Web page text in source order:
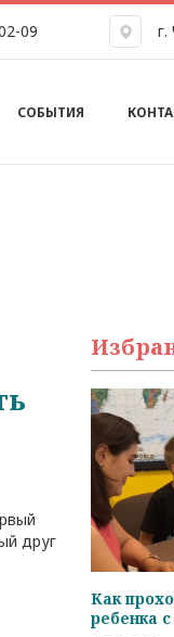
09 г.
СОБЫТИЯ
друг
Студент
05.02.2022